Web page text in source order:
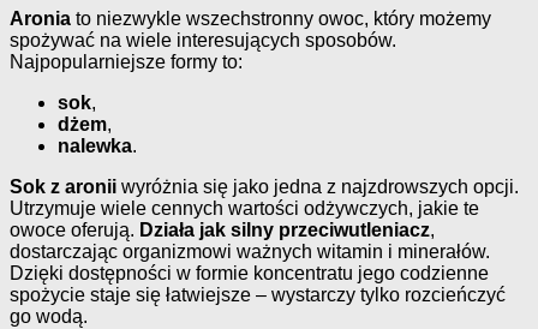
Aronia to niezwykle wszechstronny owoc, który możemy
spożywać na wiele interesujących sposobów.
Najpopularniejsze formy to:
sok,
dżem,
nalewka.
Sok z aronii wyróżnia się jako jedna z najzdrowszych opcji.
Utrzymuje wiele cennych wartości odżywczych, jakie te
owoce oferują. Działa jak silny przeciwutleniacz,
dostarczając organizmowi ważnych witamin i minerałów.
Dzięki dostępności w formie koncentratu jego codzienne
spożycie staje się łatwiejsze – wystarczy tylko rozcieńczyć
go wodą.